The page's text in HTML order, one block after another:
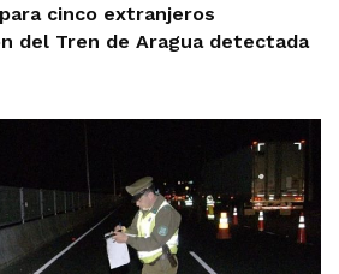
cinco extranjeros
del Tren de Aragua detectada